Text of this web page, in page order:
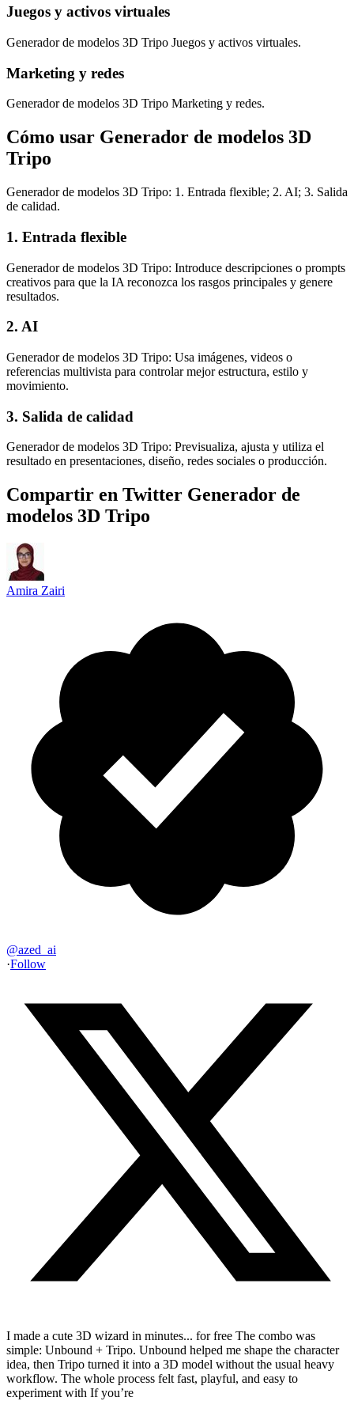
Juegos y activos virtuales
Generador de modelos 3D Tripo Juegos y activos virtuales.
Marketing y redes
Generador de modelos 3D Tripo Marketing y redes.
Cómo usar Generador de modelos 3D
Tripo
Generador de modelos 3D Tripo: 1. Entrada flexible; 2. AI; 3. Salida
de calidad.
1. Entrada flexible
Generador de modelos 3D Tripo: Introduce descripciones o prompts
creativos para que la IA reconozca los rasgos principales y genere
resultados.
2. AI
Generador de modelos 3D Tripo: Usa imágenes, videos o
referencias multivista para controlar mejor estructura, estilo y
movimiento.
3. Salida de calidad
Generador de modelos 3D Tripo: Previsualiza, ajusta y utiliza el
resultado en presentaciones, diseño, redes sociales o producción.
Compartir en Twitter Generador de
modelos 3D Tripo
Amira Zairi
@azed_ai
·Follow
I made a cute 3D wizard in minutes... for free The combo was
simple: Unbound + Tripo. Unbound helped me shape the character
idea, then Tripo turned it into a 3D model without the usual heavy
workflow. The whole process felt fast, playful, and easy to
experiment with If you’re